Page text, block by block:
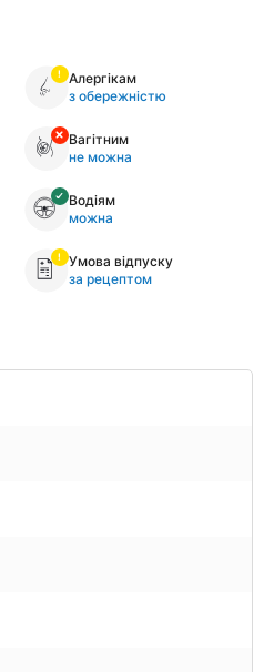
Алергікам
з обережністю
Вагітним
не можна
Водіям
можна
Умова відпуску
за рецептом